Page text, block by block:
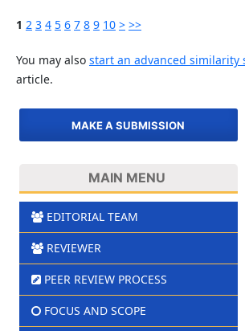
1 2 3 4 5 6 7 8 9 10 > >>
You may also start an advanced similarity
article.
MAKE A SUBMISSION
MAIN MENU
EDITORIAL TEAM
REVIEWER
PEER REVIEW PROCESS
FOCUS AND SCOPE